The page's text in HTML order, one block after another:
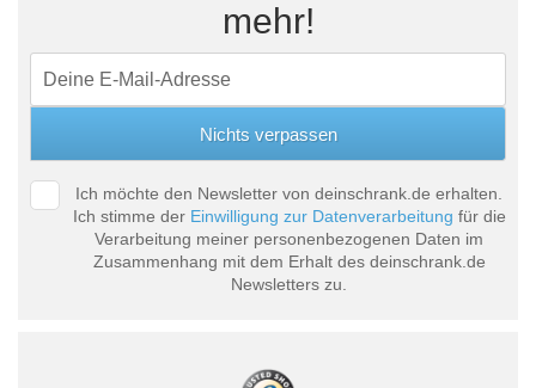
mehr!
Ich möchte den Newsletter von deinschrank.de erhalten.
Ich stimme der Einwilligung zur Datenverarbeitung für die
Verarbeitung meiner personenbezogenen Daten im
Zusammenhang mit dem Erhalt des deinschrank.de
Newsletters zu.